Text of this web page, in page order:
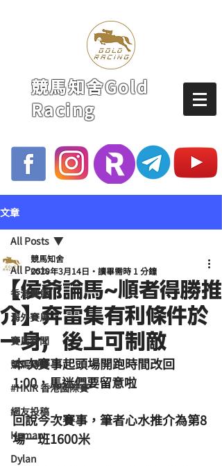
競馬知舍Gold
Racing
文章
All Posts
香港賽馬
海外賽馬
賽馬新聞
競馬磚提
#HKIR 香港國際賽
網友投稿
Homan
Dylan
All Posts
【侯爺論馬~順者得勝推
介】奔雷集有利條件於
一身，後上可制敵
競馬知舍
2020年3月14日
讀畢需時 1 分鐘
本次賽事起頭場開跑時間改回
1:00，馬迷們要留意啦
回說今次賽事，筆者心水推介為第8
場一班1600米